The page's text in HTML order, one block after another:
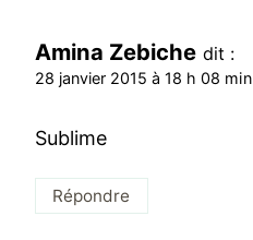
Amina Zebiche dit :
28 janvier 2015 à 18 h 08 min
Sublime
Répondre